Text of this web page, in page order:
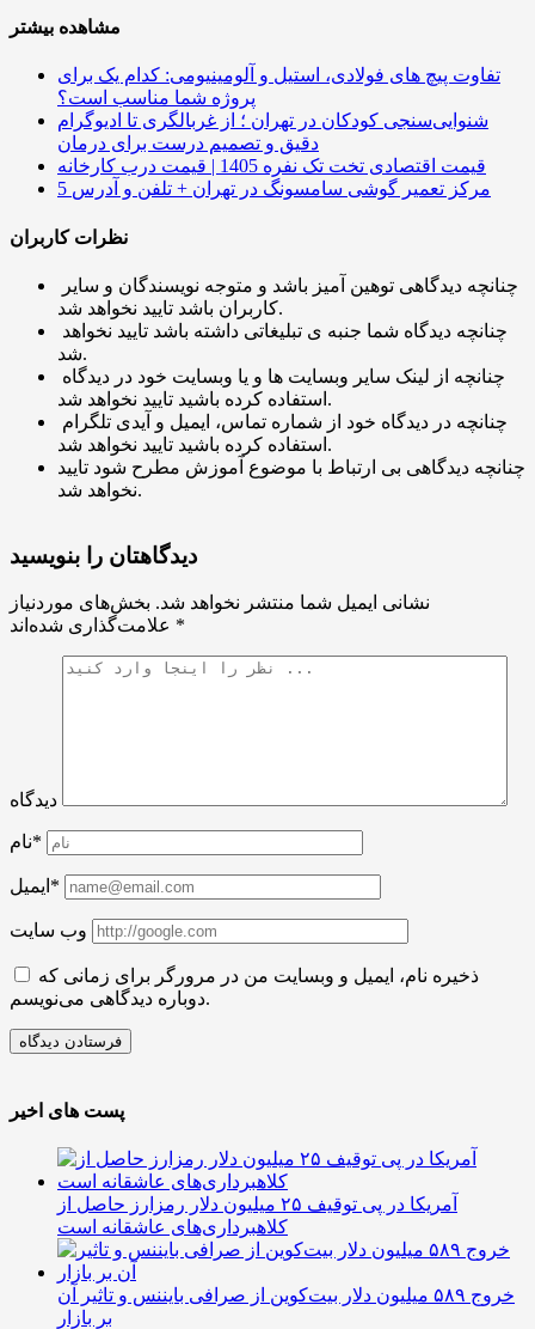
مشاهده بیشتر
تفاوت پیچ ‌های فولادی، استیل و آلومینیومی: کدام یک برای
پروژه شما مناسب است؟
شنوایی‌سنجی کودکان در تهران ؛ از غربالگری تا ادیوگرام
دقیق و تصمیم درست برای درمان
قیمت اقتصادی تخت تک نفره 1405 | قیمت درب کارخانه
5 مرکز تعمیر گوشی سامسونگ در تهران + تلفن و آدرس
نظرات کاربران
کاربران باشد تایید نخواهد شد.
شد.
استفاده کرده باشید تایید نخواهد شد.
استفاده کرده باشید تایید نخواهد شد.
چنانچه دیدگاهی بی ارتباط با موضوع آموزش مطرح شود تایید
نخواهد شد.
دیدگاهتان را بنویسید
نشانی ایمیل شما منتشر نخواهد شد. بخش‌های موردنیاز
*
دیدگاه
نام*
ایمیل*
وب سایت
ذخیره نام، ایمیل و وبسایت من در مرورگر برای زمانی که
دوباره دیدگاهی می‌نویسم.
پست های اخیر
آمریکا در پی توقیف ۲۵ میلیون دلار رمزارز حاصل از
کلاهبرداری‌های عاشقانه است
خروج ۵۸۹ میلیون دلار بیت‌کوین از صرافی بایننس و تاثیر آن
بر بازار